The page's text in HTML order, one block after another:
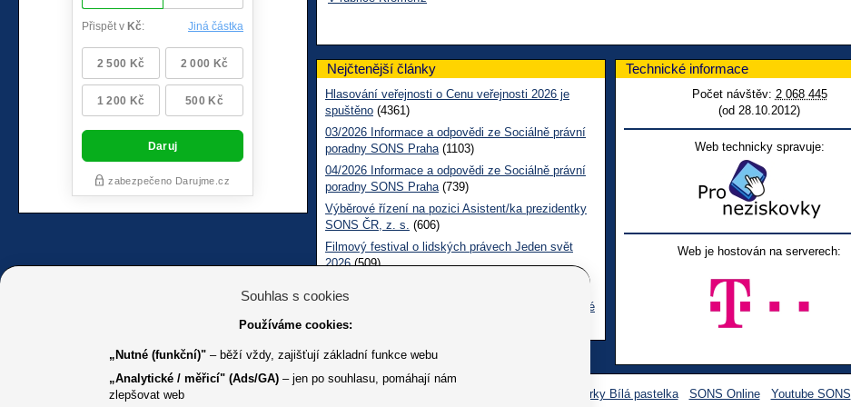
Nejčtenější články
Hlasování veřejnosti o Cenu veřejnosti 2026 je
spuštěno (4361)
03/2026 Informace a odpovědi ze Sociálně právní
poradny SONS Praha (1103)
04/2026 Informace a odpovědi ze Sociálně právní
poradny SONS Praha (739)
Výběrové řízení na pozici Asistent/ka prezidentky
SONS ČR, z. s. (606)
Filmový festival o lidských právech Jeden svět
2026(509)
05/2026 Informace a odpovědi na dotazy z pražské
Sociálně právní poradny SONS
Technické informace
Počet návštěv: 2 068 445
(od 28.10.2012)
Web technicky spravuje:
Web je hostován na serverech:
Facebook sbírky Bílá pastelka SONS Online Youtube SONS
Souhlas s cookies
Používáme cookies:
„Nutné (funkční)" – běží vždy, zajišťují základní funkce webu
„Analytické / měřicí" (Ads/GA) – jen po souhlasu, pomáhají nám
zlepšovat web